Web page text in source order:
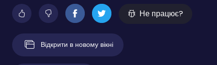
Не працює?
Відкрити в новому вікні